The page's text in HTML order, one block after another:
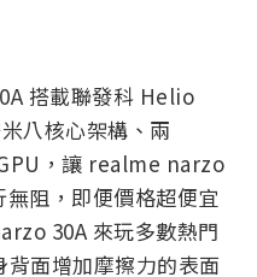
搭載聯發科 Helio
八核心架構、兩
，讓 realme narzo
阻，即便價格超便宜
30A 來玩多數熱門
面增加摩擦力的表面